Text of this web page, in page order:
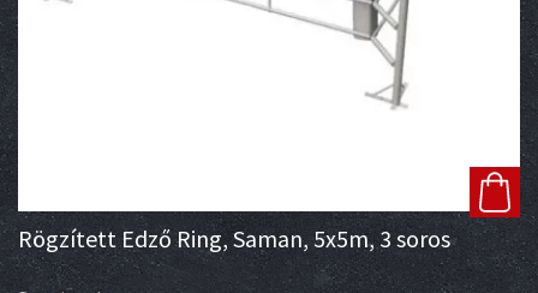
Rögzített Edző Ring, Saman, 5x5m, 3 soros